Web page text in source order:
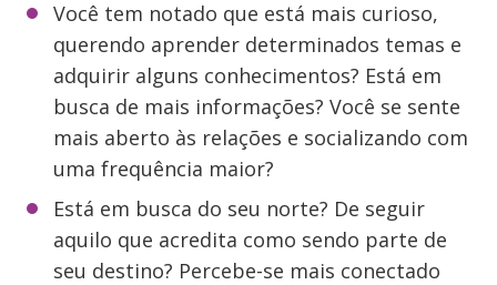
Você tem notado que está mais curioso,
querendo aprender determinados temas e
adquirir alguns conhecimentos? Está em
busca de mais informações? Você se sente
mais aberto às relações e socializando com
uma frequência maior?
Está em busca do seu norte? De seguir
aquilo que acredita como sendo parte de
seu destino? Percebe-se mais conectado